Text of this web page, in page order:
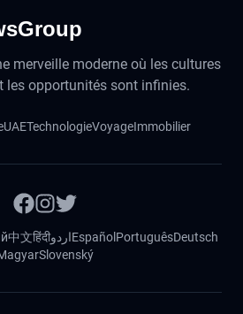
merveille moderne où les cultures
les opportunités sont infinies.
UAETechnologieVoyageImmobilier
中文हिंदीاردوEspañol PortuguêsDeutsch
Slovenský